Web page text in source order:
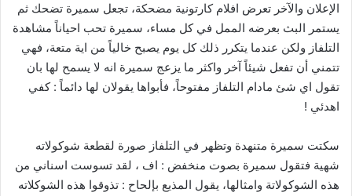
الإعلان والآخر تعرض افلام كارتونية مضحكة، تجعل سميرة تضحك ثم
يستمر البث بعرضه الممل في كل مساء، سميرة تحب احياناً مشاهدة
التلفاز ولكن عندما يتكرر ذلك كل يوم يصبح خالياً من اية متعة، فهي
تتمني أن تفعل شيئاً آخر واكثر ما يزعج سميرة انه لا يسمح لها بان
تقول اي شئ مادام التلفاز مفتوحاً، فأبواها يقولان لها دائماً : كفي
اهدئي !
سكتت سميرة متنهدة وتظهر في التلفاز صورة لقطعة شوكولاته
شهية فتقول سميرة بصوت منخفض : اف ، لقد تسوست اسناني من
هذه الشوكولاتة وامثالها، يقول المذيع بإلحاح : تذوقوا هذه الشوكلاته